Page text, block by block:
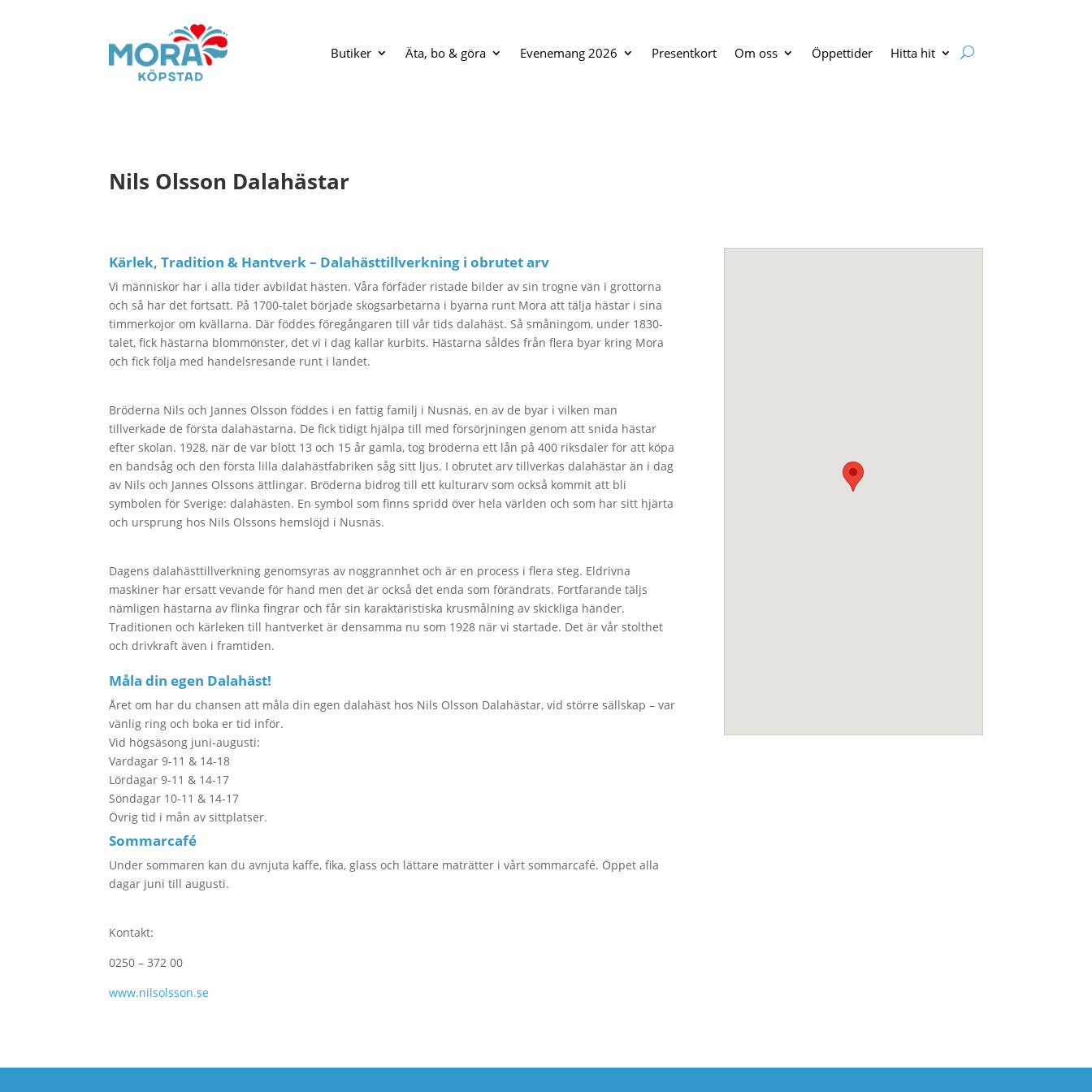
Butiker Äta, bo & göra Evenemang 2026 Presentkort Om oss Öppettider Hitta hit
Nils Olsson Dalahästar
Kärlek, Tradition & Hantverk – Dalahästtillverkning i obrutet arv
Vi människor har i alla tider avbildat hästen. Våra förfäder ristade bilder av sin trogne vän i grottorna
och så har det fortsatt. På 1700-talet började skogsarbetarna i byarna runt Mora att tälja hästar i sina
timmerkojor om kvällarna. Där föddes föregångaren till vår tids dalahäst. Så småningom, under 1830-
talet, fick hästarna blommönster, det vi i dag kallar kurbits. Hästarna såldes från flera byar kring Mora
och fick följa med handelsresande runt i landet.
Bröderna Nils och Jannes Olsson föddes i en fattig familj i Nusnäs, en av de byar i vilken man
tillverkade de första dalahästarna. De fick tidigt hjälpa till med försörjningen genom att snida hästar
efter skolan. 1928, när de var blott 13 och 15 år gamla, tog bröderna ett lån på 400 riksdaler för att köpa
en bandsåg och den första lilla dalahästfabriken såg sitt ljus. I obrutet arv tillverkas dalahästar än i dag
av Nils och Jannes Olssons ättlingar. Bröderna bidrog till ett kulturarv som också kommit att bli
symbolen för Sverige: dalahästen. En symbol som finns spridd över hela världen och som har sitt hjärta
och ursprung hos Nils Olssons hemslöjd i Nusnäs.
Dagens dalahästtillverkning genomsyras av noggrannhet och är en process i flera steg. Eldrivna
maskiner har ersatt vevande för hand men det är också det enda som förändrats. Fortfarande täljs
nämligen hästarna av flinka fingrar och får sin karaktäristiska krusmålning av skickliga händer.
Traditionen och kärleken till hantverket är densamma nu som 1928 när vi startade. Det är vår stolthet
och drivkraft även i framtiden.
Måla din egen Dalahäst!
Året om har du chansen att måla din egen dalahäst hos Nils Olsson Dalahästar, vid större sällskap – var
vänlig ring och boka er tid inför.
Vid högsäsong juni-augusti:
Vardagar 9-11 & 14-18
Lördagar 9-11 & 14-17
Söndagar 10-11 & 14-17
Övrig tid i mån av sittplatser.
Sommarcafé
Under sommaren kan du avnjuta kaffe, fika, glass och lättare maträtter i vårt sommarcafé. Öppet alla
dagar juni till augusti.
Kontakt:
0250 – 372 00
www.nilsolsson.se